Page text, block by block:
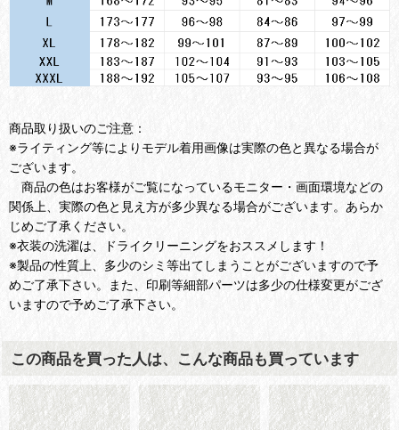
商品取り扱いのご注意：
※ライティング等によりモデル着用画像は実際の色と異なる場合が
ございます。
商品の色はお客様がご覧になっているモニター・画面環境などの
関係上、実際の色と見え方が多少異なる場合がございます。あらか
じめご了承ください。
※衣装の洗濯は、ドライクリーニングをおススメします！
※製品の性質上、多少のシミ等出てしまうことがございますので予
めご了承下さい。また、印刷等細部パーツは多少の仕様変更がござ
いますので予めご了承下さい。
この商品を買った人は、こんな商品も買っています